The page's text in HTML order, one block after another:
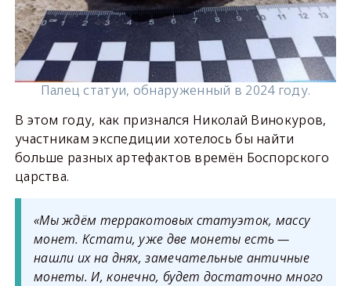
Палец статуи, обнаруженный в 2024 году.
В этом году, как признался Николай Винокуров,
участникам экспедиции хотелось бы найти
больше разных артефактов времён Боспорского
царства.
«Мы ждём терракотовых статуэток, массу
монет. Кстати, уже две монеты есть —
нашли их на днях, замечательные античные
монеты. И, конечно, будет достаточно много